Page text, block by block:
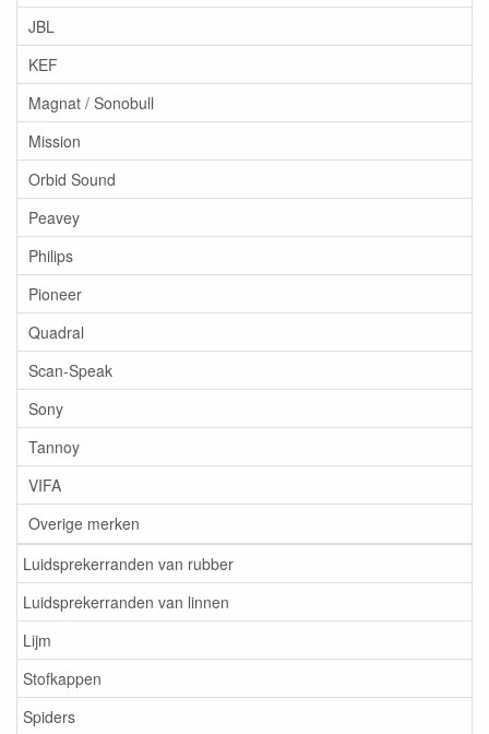
JBL
KEF
Magnat / Sonobull
Mission
Orbid Sound
Peavey
Philips
Pioneer
Quadral
Scan-Speak
Sony
Tannoy
VIFA
Overige merken
Luidsprekerranden van rubber
Luidsprekerranden van linnen
Lijm
Stofkappen
Spiders